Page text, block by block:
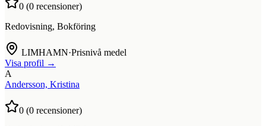
0 (0 recensioner)
Redovisning, Bokföring
LIMHAMN·Prisnivå medel
Visa profil →
A
Andersson, Kristina
0 (0 recensioner)